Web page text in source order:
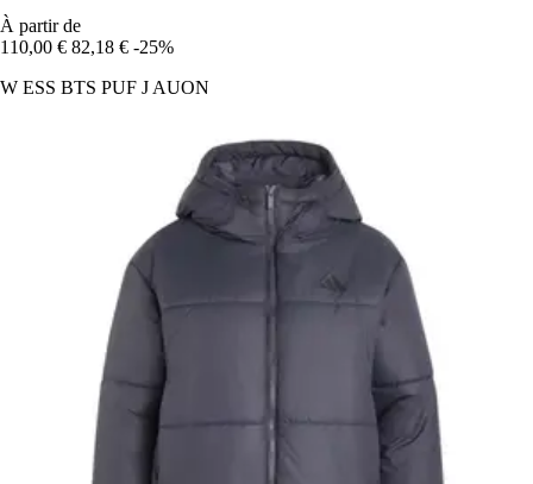
À partir de
110,00 € 82,18 € -25%
W ESS BTS PUF J AUON